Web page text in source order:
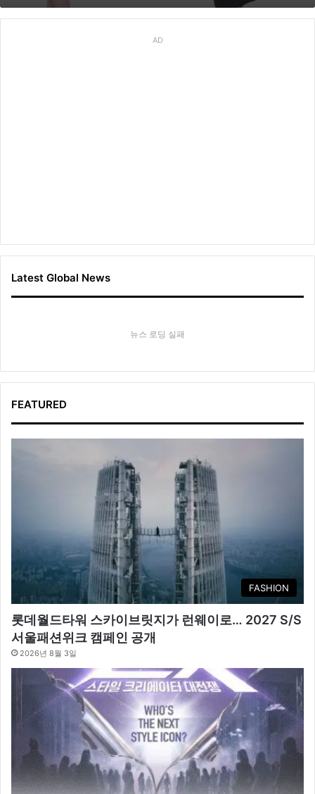
AD
Latest Global News
뉴스 로딩 실패
FEATURED
FASHION
롯데월드타워 스카이브릿지가 런웨이로… 2027 S/S
서울패션위크 캠페인 공개
2026년 8월 3일